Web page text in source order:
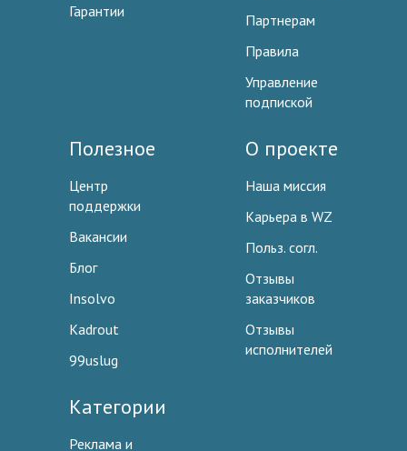
Гарантии
Партнерам
Правила
Управление
подпиской
Полезное
Центр
поддержки
Вакансии
Блог
Insolvo
Kadrout
99uslug
О проекте
Наша миссия
Карьера в WZ
Польз. согл.
Отзывы
заказчиков
Отзывы
исполнителей
Категории
Реклама и